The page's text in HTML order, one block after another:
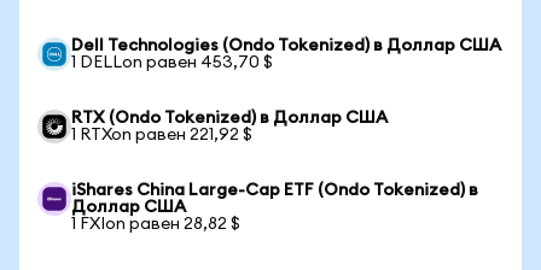
Dell Technologies (Ondo Tokenized) в Доллар США
1 DELLon равен 453,70 $
RTX (Ondo Tokenized) в Доллар США
1 RTXon равен 221,92 $
iShares China Large-Cap ETF (Ondo Tokenized) в
Доллар США
1 FXIon равен 28,82 $